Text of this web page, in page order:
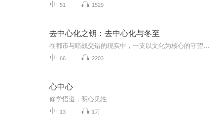
51 1529
去中心化之钥：去中心化与冬至
66 2203
心中心
修学悟道，明心见性
13 1万